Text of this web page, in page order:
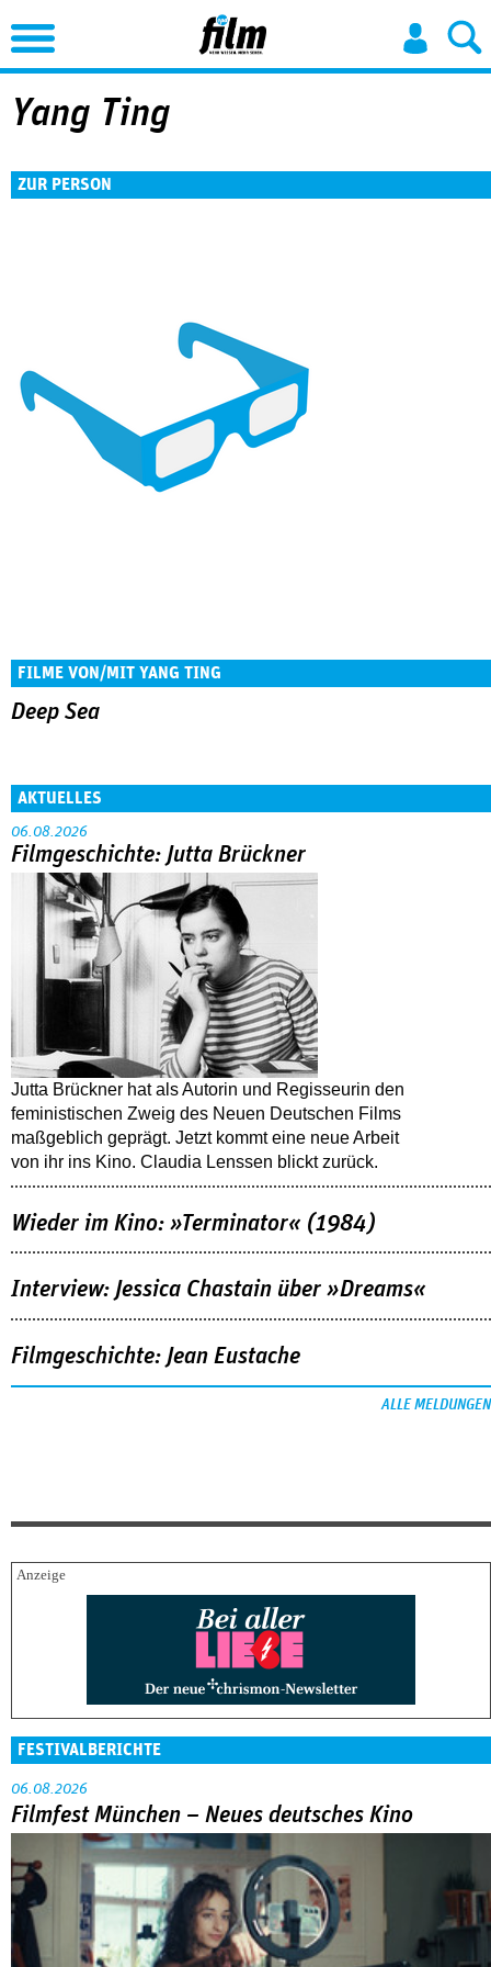
Jump to Navigation
Yang Ting
ZUR PERSON
FILME VON/MIT YANG TING
Deep Sea
AKTUELLES
06.08.2026
Filmgeschichte: Jutta Brückner
Jutta Brückner hat als Autorin und Regisseurin den
feministischen Zweig des Neuen Deutschen Films
maßgeblich geprägt. Jetzt kommt eine neue Arbeit
von ihr ins Kino. Claudia Lenssen blickt zurück.
Wieder im Kino: »Terminator« (1984)
Interview: Jessica Chastain über »Dreams«
Filmgeschichte: Jean Eustache
ALLE MELDUNGEN
FESTIVALBERICHTE
06.08.2026
Filmfest München – Neues deutsches Kino